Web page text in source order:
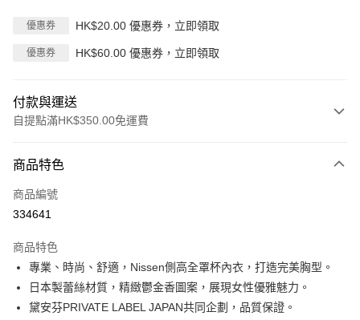
優惠券 HK$20.00 優惠券，立即領取
優惠券 HK$60.00 優惠券，立即領取
付款與運送
自提點滿HK$350.00免運費
信用卡
Apple Pay
PayMe
WeChat Pay
商品特色
商品編號
334641
商品特色
專業、時尚、舒適，Nissen側高全罩杯內衣，打造完美胸型。
日本製蕾絲材質，精緻鬱金香圖案，展現女性優雅魅力。
黛安芬PRIVATE LABEL JAPAN共同企劃，品質保證。